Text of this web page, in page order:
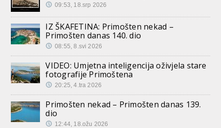
09:53, 18.srp 2026
IZ ŠKAFETINA: Primošten nekad –
Primošten danas 140. dio
08:55, 8.svi 2026
VIDEO: Umjetna inteligencija oživjela stare
fotografije Primoštena
20:25, 4.tra 2026
Primošten nekad – Primošten danas 139.
dio
12:44, 18.ožu 2026